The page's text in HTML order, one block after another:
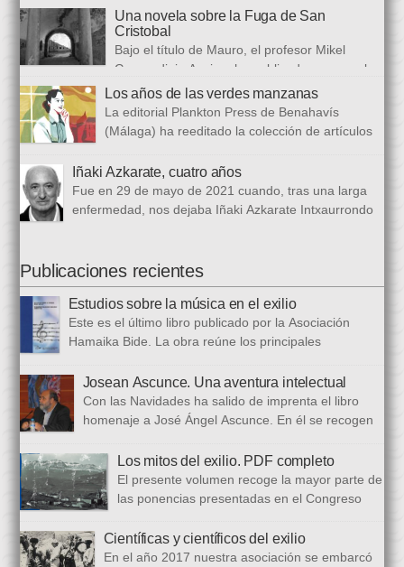
congreso internacional, con especialistas de muy diversas
universidades y procedencias. En esta ocasión se trata de
establecer paralelismos entre los fugitivos de la Guerra Civil
española y estos otros hombres y mujeres que arriban a
nuestro país desde territorios […]
Una novela sobre la Fuga de San
Cristobal
Bajo el título de Mauro, el profesor Mikel
Guerendiain Azpiroz ha publicado una novela
histórica en castellano en la que ficciona los sucesos de la
tristemente fuga del fuerte de San Cristobal, en el monte
Ezkaba, una de las mayores evasiones carcelarias de Europa,
que se convirtió en un auténtico baño de sangre: 206
republicanos […]
Los años de las verdes manzanas
La editorial Plankton Press de Benahavís
(Málaga) ha reeditado la colección de artículos
de las verdes manzanas” Cecilia García de Guilarte publicó del
1 de marzo al 24 de octubre de 1968, en el periódico franquista
La Voz de España. Esta colección, dieciséis artículos, había
sido parcialmente […]
Iñaki Azkarate, cuatro años
Fue en 29 de mayo de 2021 cuando, tras una larga
enfermedad, nos dejaba Iñaki Azkarate Intxaurrondo
desde sus mismos inicios. Entre nosotros dejó el recuerdo de
una persona trabajadora y comprometida, que huía de
protagonismos y cargos oficiales. Sus aficiones […]
Publicaciones recientes
Estudios sobre la música en el exilio
Este es el último libro publicado por la Asociación
Hamaika Bide. La obra reúne los principales
celebrado en 2023. Bajo ese epígrafe se han recogido un total
de dieciséis ponencias. El libro se ha estructurado en tres
bloques. En el primero se analizan aspectos generales del arte
popular […]
Josean Ascunce. Una aventura intelectual
Con las Navidades ha salido de imprenta el libro
homenaje a José Ángel Ascunce. En él se recogen
desde diferentes perspectivas, incluyendo una detallada
biografía, bibliografía y una recopilación fotográfica. Los
coordinadores han sido Carmen Gil Fombellida y José Ramón
Zabala. Con ellos han particidado once escritores: […]
Los mitos del exilio. PDF completo
El presente volumen recoge la mayor parte de
las ponencias presentadas en el Congreso
primera vez, hemos acordado difundirlo, además de en
formato papel, en formato PDF con la finalidad de reducir los
Científicas y científicos del exilio
En el año 2017 nuestra asociación se embarcó